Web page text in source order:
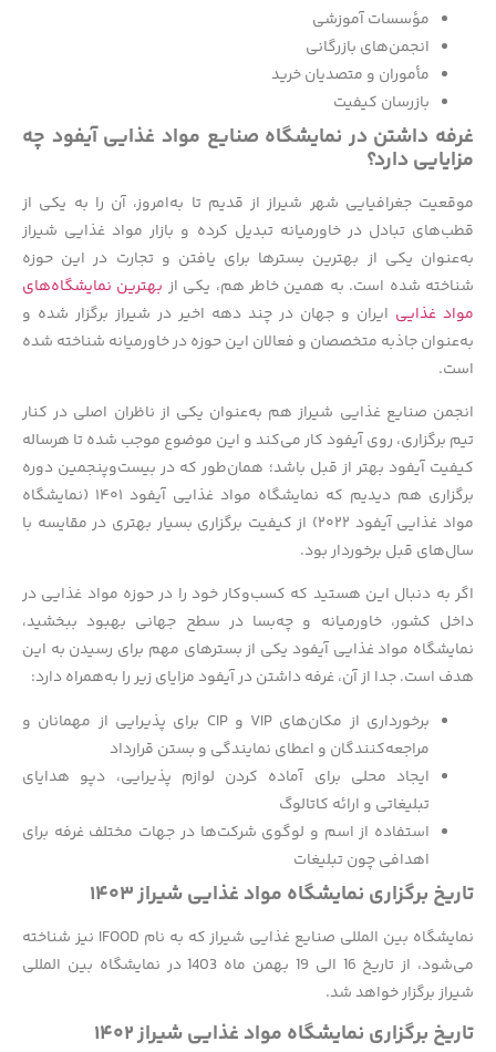
مؤسسات آموزشی
انجمن‌های بازرگانی
مأموران و متصدیان خرید
بازرسان کیفیت
غرفه داشتن در نمایشگاه صنایع مواد غذایی آیفود چه
مزایایی دارد؟
موقعیت جغرافیایی شهر شیراز از قدیم تا به‌امروز، آن را به یکی از
قطب‌های تبادل در خاورمیانه تبدیل کرده و بازار مواد غذایی شیراز
به‌عنوان یکی از بهترین بسترها برای یافتن و تجارت در این حوزه
شناخته شده است. به همین خاطر هم، یکی از بهترین نمایشگاه‌های
مواد غذایی ایران و جهان در چند دهه اخیر در شیراز برگزار شده و
به‌عنوان جاذبه متخصصان و فعالان این حوزه در خاورمیانه شناخته شده
است.
انجمن صنایع غذایی شیراز هم به‌عنوان یکی از ناظران اصلی در کنار
تیم برگزاری، روی آیفود کار می‌کند و این موضوع موجب شده تا هرساله
کیفیت آیفود بهتر از قبل باشد؛ همان‌طور که در بیست‌وپنجمین دوره
برگزاری هم دیدیم که نمایشگاه مواد غذایی آیفود ۱۴۰۱ (نمایشگاه
مواد غذایی آیفود ۲۰۲۲) از کیفیت برگزاری بسیار بهتری در مقایسه با
سال‌های قبل برخوردار بود.
اگر به دنبال این هستید که کسب‌وکار خود را در حوزه مواد غذایی در
داخل کشور، خاورمیانه و چه‌بسا در سطح جهانی بهبود ببخشید،
نمایشگاه مواد غذایی آیفود یکی از بسترهای مهم برای رسیدن به این
هدف است. جدا از آن، غرفه داشتن در آیفود مزایای زیر را به‌همراه دارد:
برخورداری از مکان‌های VIP و CIP برای پذیرایی از مهمانان و
مراجعه‌کنندگان و اعطای نمایندگی و بستن قرارداد
ایجاد محلی برای آماده کردن لوازم پذیرایی، دپو هدایای
تبلیغاتی و ارائه کاتالوگ
استفاده از اسم و لوگوی شرکت‌ها در جهات مختلف غرفه برای
اهدافی چون تبلیغات
تاریخ برگزاری نمایشگاه مواد غذایی شیراز ۱۴۰۳
نمایشگاه بین المللی صنایع غذایی شیراز که به نام IFOOD نیز شناخته
می‌شود، از تاریخ 16 الی 19 بهمن ماه 1403 در نمایشگاه بین المللی
شیراز برگزار خواهد شد.
تاریخ برگزاری نمایشگاه مواد غذایی شیراز ۱۴۰۲